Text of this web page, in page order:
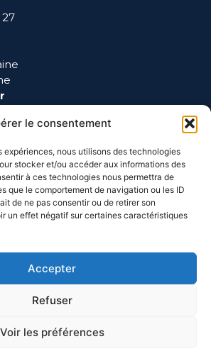
le consentement
expériences, nous utilisons des technologies
stocker et/ou accéder aux informations des
à ces technologies nous permettra de
que le comportement de navigation ou les ID
de ne pas consentir ou de retirer son
un effet négatif sur certaines caractéristiques
Accepter
Refuser
Voir les préférences